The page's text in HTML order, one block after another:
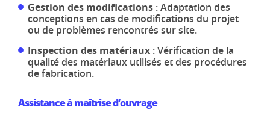
Gestion des modifications : Adaptation des
conceptions en cas de modifications du projet
ou de problèmes rencontrés sur site.
Inspection des matériaux : Vérification de la
qualité des matériaux utilisés et des procédures
de fabrication.
Assistance à maîtrise d’ouvrage